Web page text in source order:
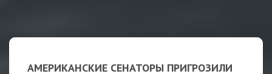
АМЕРИКАНСКИЕ СЕНАТОРЫ ПРИГРОЗИЛИ